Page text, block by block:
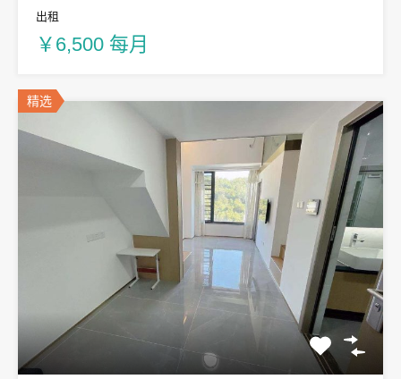
出租
￥6,500 每月
精选